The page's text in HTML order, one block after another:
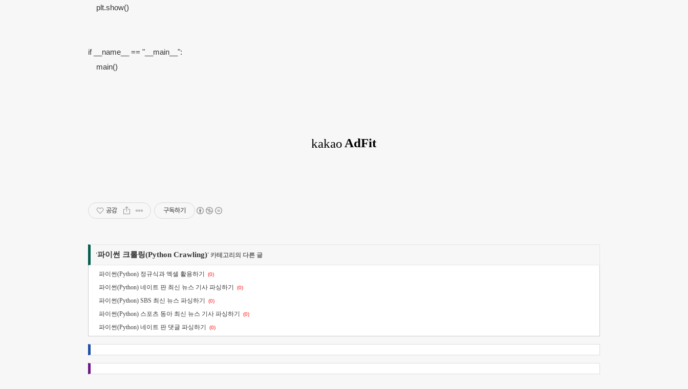
    plt.show()
if __name__ == "__main__":
    main()
공감 구독하기
'파이썬 크롤링(Python Crawling)' 카테고리의 다른 글
파이썬(Python) 정규식과 엑셀 활용하기 (0)
파이썬(Python) 네이트 판 최신 뉴스 기사 파싱하기 (0)
파이썬(Python) SBS 최신 뉴스 파싱하기 (0)
파이썬(Python) 스포츠 동아 최신 뉴스 기사 파싱하기 (0)
파이썬(Python) 네이트 판 댓글 파싱하기 (0)